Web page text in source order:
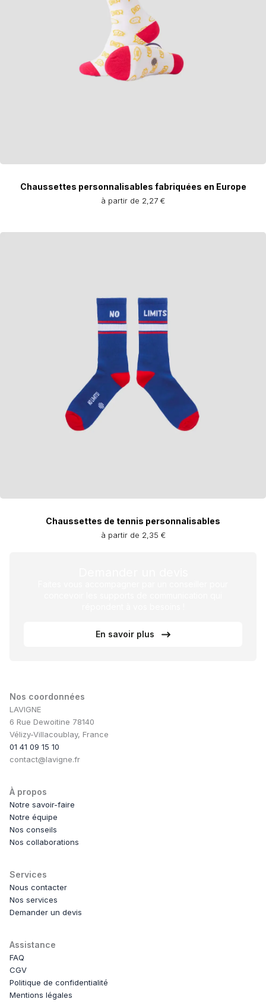
Chaussettes personnalisables fabriquées en Europe
à partir de 2,27 €
Chaussettes de tennis personnalisables
à partir de 2,35 €
En savoir plus
Nos coordonnées
LAVIGNE
6 Rue Dewoitine 78140
Vélizy-Villacoublay, France
01 41 09 15 10
contact@lavigne.fr
À propos
Notre savoir-faire
Notre équipe
Nos conseils
Nos collaborations
Services
Nous contacter
Nos services
Demander un devis
Assistance
FAQ
CGV
Politique de confidentialité
Mentions légales